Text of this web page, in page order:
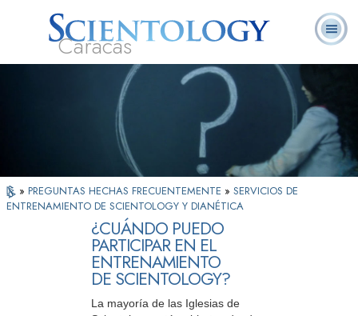
Caracas
¿Qué es
Scientology?
Ministros
Voluntarios
Preguntas
Frecuentes
» PREGUNTAS HECHAS FRECUENTEMENTE » SERVICIOS DE
ENTRENAMIENTO DE SCIENTOLOGY Y DIANÉTICA
¿CUÁNDO PUEDO
PARTICIPAR EN EL
ENTRENAMIENTO
DE SCIENTOLOGY?
La mayoría de las Iglesias de